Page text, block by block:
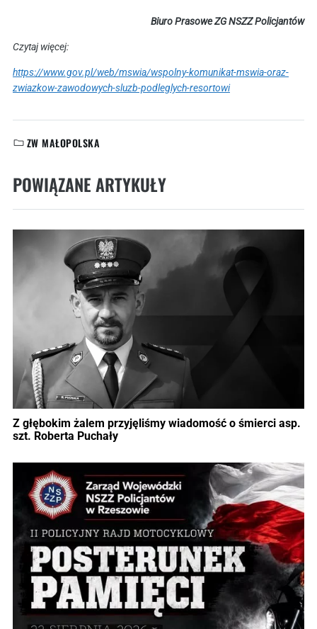
Biuro Prasowe ZG NSZZ Policjantów
Czytaj więcej:
https://www.gov.pl/web/mswia/wspolny-komunikat-mswia-oraz-
zwiazkow-zawodowych-sluzb-podleglych-resortowi
KATEGORIE:
ZW MAŁOPOLSKA
POWIĄZANE ARTYKUŁY
Z głębokim żalem przyjęliśmy wiadomość o śmierci asp.
szt. Roberta Puchały